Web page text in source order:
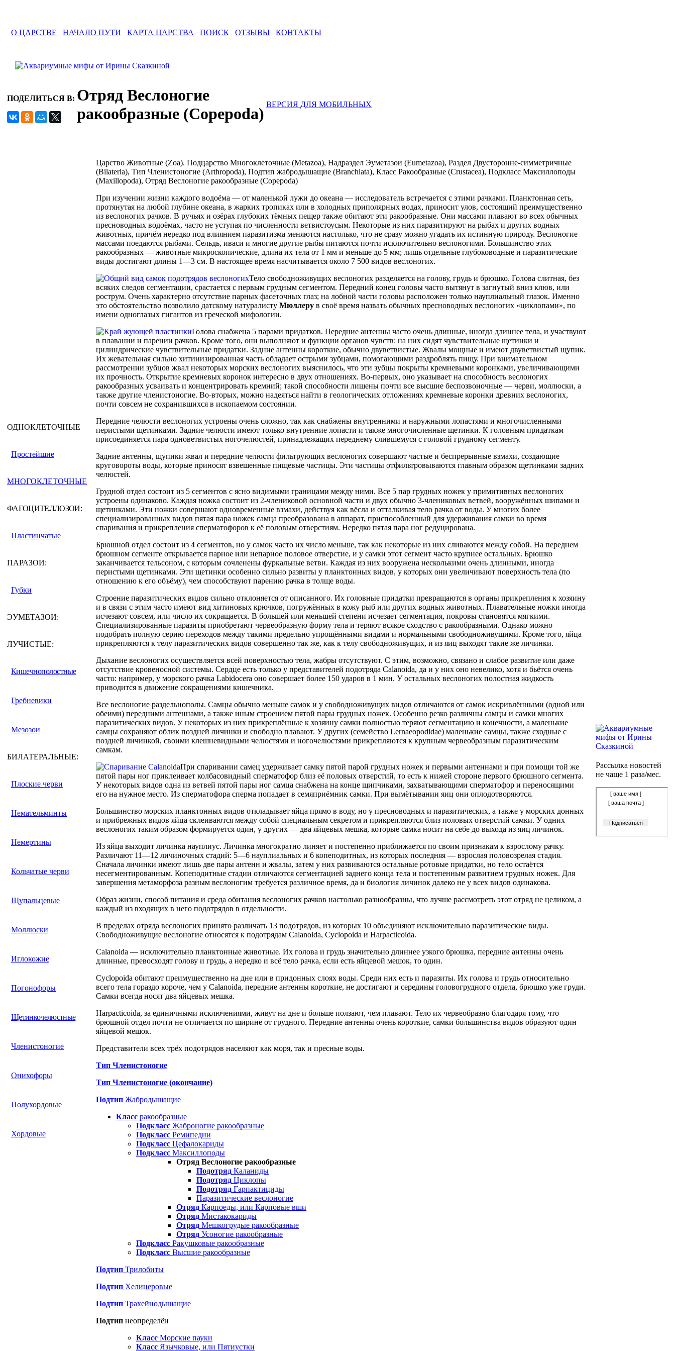
О ЦАРСТВЕ НАЧАЛО ПУТИ КАРТА ЦАРСТВА ПОИСК ОТЗЫВЫ КОНТАКТЫ
ПОДЕЛИТЬСЯ В: Отряд Веслоногие
ракообразные (Copepoda)
ВЕРСИЯ ДЛЯ МОБИЛЬНЫХ
ОДНОКЛЕТОЧНЫЕ
Простейшие
МНОГОКЛЕТОЧНЫЕ
ФАГОЦИТЕЛЛОЗОИ:
Пластинчатые
ПАРАЗОИ:
Губки
ЭУМЕТАЗОИ:
ЛУЧИСТЫЕ:
Кишечнополостные
Гребневики
Мезозои
БИЛАТЕРАЛЬНЫЕ:
Плоские черви
Немательминты
Немертины
Кольчатые черви
Щупальцевые
Моллюски
Иглокожие
Погонофоры
Щетинкочелюстные
Членистоногие
Онихофоры
Полухордовые
Хордовые
Царство Животные (Zoa). Подцарство Многоклеточные (Metazoa), Надраздел Эуметазои (Eumetazoa), Раздел Двусторонне-симметричные
(Bilateria), Тип Членистоногие (Arthropoda), Подтип жабродышащие (Branchiata), Класс Ракообразные (Crustacea), Подкласс Максиллоподы
(Maxillopoda), Отряд Веслоногие ракообразные (Copepoda)
При изучении жизни каждого водоёма — от маленькой лужи до океана — исследователь встречается с этими рачками. Планктонная сеть,
протянутая на любой глубине океана, в жарких тропиках или в холодных приполярных водах, приносит улов, состоящий преимущественно
из веслоногих рачков. В ручьях и озёрах глубоких тёмных пещер также обитают эти ракообразные. Они массами плавают во всех обычных
пресноводных водоёмах, часто не уступая по численности ветвистоусым. Некоторые из них паразитируют на рыбах и других водных
животных, причём нередко под влиянием паразитизма меняются настолько, что не сразу можно угадать их истинную природу. Веслоногие
массами поедаются рыбами. Сельдь, иваси и многие другие рыбы питаются почти исключительно веслоногими. Большинство этих
ракообразных — животные микроскопические, длина их тела от 1 мм и меньше до 5 мм; лишь отдельные глубоководные и паразитические
виды достигают длины 1—3 см. В настоящее время насчитывается около 7 500 видов веслоногих.
Тело свободноживущих веслоногих разделяется на голову, грудь и брюшко. Голова слитная, без
всяких следов сегментации, срастается с первым грудным сегментом. Передний конец головы часто вытянут в загнутый вниз клюв, или
рострум. Очень характерно отсутствие парных фасеточных глаз; на лобной части головы расположен только науплиальный глазок. Именно
это обстоятельство позволило датскому натуралисту Мюллеру в своё время назвать обычных пресноводных веслоногих «циклопами», по
имени одноглазых гигантов из греческой мифологии.
Голова снабжена 5 парами придатков. Передние антенны часто очень длинные, иногда длиннее тела, и участвуют
в плавании и парении рачков. Кроме того, они выполняют и функции органов чувств: на них сидят чувствительные щетинки и
цилиндрические чувствительные придатки. Задние антенны короткие, обычно двуветвистые. Жвалы мощные и имеют двуветвистый щупик.
Их жевательная сильно хитинизированная часть обладает острыми зубцами, помогающими раздроблять пищу. При внимательном
рассмотрении зубцов жвал некоторых морских веслоногих выяснилось, что эти зубцы покрыты кремневыми коронками, увеличивающими
их прочность. Открытие кремневых коронок интересно в двух отношениях. Во-первых, оно указывает на способность веслоногих
ракообразных усваивать и концентрировать кремний; такой способности лишены почти все высшие беспозвоночные — черви, моллюски, а
также другие членистоногие. Во-вторых, можно надеяться найти в геологических отложениях кремневые коронки древних веслоногих,
почти совсем не сохранившихся в ископаемом состоянии.
Передние челюсти веслоногих устроены очень сложно, так как снабжены внутренними и наружными лопастями и многочисленными
перистыми щетинками. Задние челюсти имеют только внутренние лопасти и также многочисленные щетинки. К головным придаткам
присоединяется пара одноветвистых ногочелюстей, принадлежащих переднему слившемуся с головой грудному сегменту.
Задние антенны, щупики жвал и передние челюсти фильтрующих веслоногих совершают частые и беспрерывные взмахи, создающие
круговороты воды, которые приносят взвешенные пищевые частицы. Эти частицы отфильтровываются главным образом щетинками задних
челюстей.
Грудной отдел состоит из 5 сегментов с ясно видимыми границами между ними. Все 5 пар грудных ножек у примитивных веслоногих
устроены одинаково. Каждая ножка состоит из 2-члениковой основной части и двух обычно 3-члениковых ветвей, вооружённых шипами и
щетинками. Эти ножки совершают одновременные взмахи, действуя как вёсла и отталкивая тело рачка от воды. У многих более
специализированных видов пятая пара ножек самца преобразована в аппарат, приспособленный для удерживания самки во время
спаривания и прикрепления сперматофоров к её половым отверстиям. Нередко пятая пара ног редуцирована.
Брюшной отдел состоит из 4 сегментов, но у самок часто их число меньше, так как некоторые из них сливаются между собой. На переднем
брюшном сегменте открывается парное или непарное половое отверстие, и у самки этот сегмент часто крупнее остальных. Брюшко
заканчивается тельсоном, с которым сочленены фуркальные ветви. Каждая из них вооружена несколькими очень длинными, иногда
перистыми щетинками. Эти щетинки особенно сильно развиты у планктонных видов, у которых они увеличивают поверхность тела (по
отношению к его объёму), чем способствуют парению рачка в толще воды.
Строение паразитических видов сильно отклоняется от описанного. Их головные придатки превращаются в органы прикрепления к хозяину
и в связи с этим часто имеют вид хитиновых крючков, погружённых в кожу рыб или других водных животных. Плавательные ножки иногда
исчезают совсем, или число их сокращается. В большей или меньшей степени исчезает сегментация, покровы становятся мягкими.
Специализированные паразиты приобретают червеобразную форму тела и теряют всякое сходство с ракообразными. Однако можно
подобрать полную серию переходов между такими предельно упрощёнными видами и нормальными свободноживущими. Кроме того, яйца
прикрепляются к телу паразитических видов совершенно так же, как к телу свободноживущих, и из яиц выходят такие же личинки.
Дыхание веслоногих осуществляется всей поверхностью тела, жабры отсутствуют. С этим, возможно, связано и слабое развитие или даже
отсутствие кровеносной системы. Сердце есть только у представителей подотряда Calanoida, да и у них оно невелико, хотя и бьётся очень
часто: например, у морского рачка Labidocera оно совершает более 150 ударов в 1 мин. У остальных веслоногих полостная жидкость
приводится в движение сокращениями кишечника.
Все веслоногие раздельнополы. Самцы обычно меньше самок и у свободноживущих видов отличаются от самок искривлёнными (одной или
обеими) передними антеннами, а также иным строением пятой пары грудных ножек. Особенно резко различны самцы и самки многих
паразитических видов. У некоторых из них прикреплённые к хозяину самки полностью теряют сегментацию и конечности, а маленькие
самцы сохраняют облик поздней личинки и свободно плавают. У других (семейство Lernaeopodidae) маленькие самцы, также сходные с
поздней личинкой, своими клешневидными челюстями и ногочелюстями прикрепляются к крупным червеобразным паразитическим
самкам.
При спаривании самец удерживает самку пятой парой грудных ножек и первыми антеннами и при помощи той же
пятой пары ног приклеивает колбасовидный сперматофор близ её половых отверстий, то есть к нижей стороне первого брюшного сегмента.
У некоторых видов одна из ветвей пятой пары ног самца снабжена на конце щипчиками, захватывающими сперматофор и переносящими
его на нужное место. Из сперматофора сперма попадает в семяприёмник самки. При вымётывании яиц они оплодотворяются.
Большинство морских планктонных видов откладывает яйца прямо в воду, но у пресноводных и паразитических, а также у морских донных
и прибрежных видов яйца склеиваются между собой специальным секретом и прикрепляются близ половых отверстий самки. У одних
веслоногих таким образом формируется один, у других — два яйцевых мешка, которые самка носит на себе до выхода из яиц личинок.
Из яйца выходит личинка науплиус. Личинка многократно линяет и постепенно приближается по своим признакам к взрослому рачку.
Различают 11—12 личиночных стадий: 5—6 науплиальных и 6 копеподитных, из которых последняя — взрослая половозрелая стадия.
Сначала личинки имеют лишь две пары антенн и жвалы, затем у них развиваются остальные ротовые придатки, но тело остаётся
несегментированным. Копеподитные стадии отличаются сегментацией заднего конца тела и постепенным развитием грудных ножек. Для
завершения метаморфоза разным веслоногим требуется различное время, да и биология личинок далеко не у всех видов одинакова.
Образ жизни, способ питания и среда обитания веслоногих рачков настолько разнообразны, что лучше рассмотреть этот отряд не целиком, а
каждый из входящих в него подотрядов в отдельности.
В пределах отряда веслоногих принято различать 13 подотрядов, из которых 10 объединяют исключительно паразитические виды.
Свободноживущие веслоногие относятся к подотрядам Calanoida, Cyclopoida и Harpacticoida.
Calanoida — исключительно планктонные животные. Их голова и грудь значительно длиннее узкого брюшка, передние антенны очень
длинные, превосходят голову и грудь, а нередко и всё тело рачка, если есть яйцевой мешок, то один.
Cyclopoida обитают преимущественно на дне или в придонных слоях воды. Среди них есть и паразиты. Их голова и грудь относительно
всего тела гораздо короче, чем у Calanoida, передние антенны короткие, не достигают и середины головогрудного отдела, брюшко уже груди.
Самки всегда носят два яйцевых мешка.
Harpacticoida, за единичными исключениями, живут на дне и больше ползают, чем плавают. Тело их червеобразно благодаря тому, что
брюшной отдел почти не отличается по ширине от грудного. Передние антенны очень короткие, самки большинства видов образуют один
яйцевой мешок.
Представители всех трёх подотрядов населяют как моря, так и пресные воды.
Тип Членистоногие
Тип Членистоногие (окончание)
Подтип Жабродышащие
Класс ракообразные
Подкласс Жаброногие ракообразные
Подкласс Ремипедии
Подкласс Цефалокариды
Подкласс Максиллоподы
Отряд Веслоногие ракообразные
Подотряд Каланиды
Подотряд Циклопы
Подотряд Гарпактициды
Паразитические веслоногие
Отряд Карпоеды, или Карповые вши
Отряд Мистакокариды
Отряд Мешкогрудые ракообразные
Отряд Усоногие ракообразные
Подкласс Ракушковые ракообразные
Подкласс Высшие ракообразные
Подтип Трилобиты
Подтип Хелицеровые
Подтип Трахейнодышащие
Подтип неопределён
Класс Морские пауки
Класс Язычковые, или Пятиустки
Рассылка новостей
не чаще 1 раза/мес.